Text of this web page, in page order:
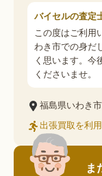
バイセルの査定
この度はご利用
わき市での身だ
く思います。今
くださいませ。
福島県いわき市
出張買取を利
ま